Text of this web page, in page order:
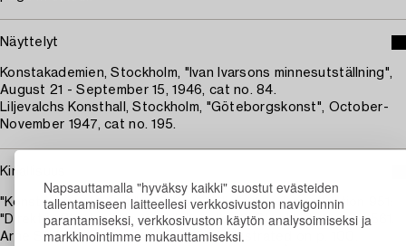
Napsauttamalla "hyväksy kaikki" suostut evästeiden
tallentamiseen laitteellesi verkkosivuston navigoinnin
parantamiseksi, verkkosivuston käytön analysoimiseksi ja
markkinointimme mukauttamiseksi.
Näyttelyt
Konstakademien, Stockholm, "Ivan Ivarsons minnesutställning",
August 21 - September 15, 1946, cat no. 84.
Liljevalchs Konsthall, Stockholm, "Göteborgskonst", October-
November 1947, cat no. 195.
Kirjallisuus
"Konst i svenska hem", vol. II, no. 11, listed under collection 951:
"Direktör Charles Nilsson, Ulrikagatan 2, Stockholm", page 561.
Arne Stubelius, "Ivan Ivarson", 1954, illustrated on p. 100.